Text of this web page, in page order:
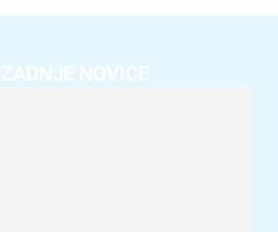
ZADNJE NOVICE